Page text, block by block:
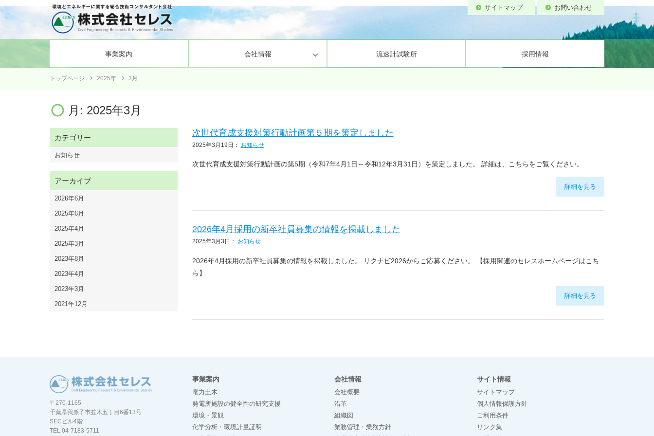
サイトマップ お問い合わせ
事業案内
電力土木 発電所施設の健全性の研究支援
会社情報
会社概要 沿革
流速計試験所 採用情報
トップページ 2025年 3月
月: 2025年3月
次世代育成支援対策行動計画第５期を策定しました
2025年3月19日 ： お知らせ
次世代育成支援対策行動計画の第5期（令和7年4月1日～令和12年3月31日）を策定しました。 詳細は、こちらをご覧ください。
詳細を見る
2026年4月採用の新卒社員募集の情報を掲載しました
2025年3月3日 ： お知らせ
2026年4月採用の新卒社員募集の情報を掲載しました。 リクナビ2026からご応募ください。 【採用関連のセレスホームページはこち
ら】
詳細を見る
カテゴリー
お知らせ
アーカイブ
2026年6月
2025年6月
2025年4月
2025年3月
2023年8月
2023年4月
2023年3月
2021年12月
〒270-1165
千葉県我孫子市並木五丁目6番13号
SECビル4階
TEL 04-7183-5711
事業案内
電力土木
発電所施設の健全性の研究支援
環境・景観
化学分析・環境計量証明
会社情報
会社概要
沿革
組織図
業務管理・業務方針
サイト情報
サイトマップ
個人情報保護方針
ご利用条件
リンク集